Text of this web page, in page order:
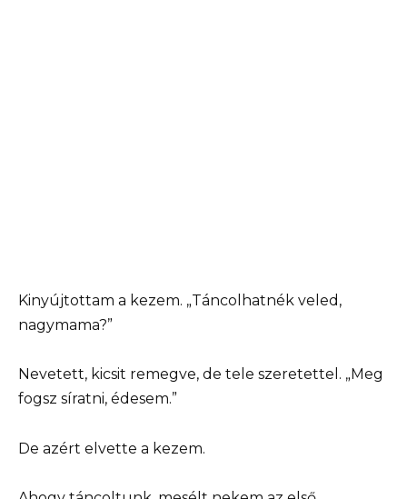
Kinyújtottam a kezem. „Táncolhatnék veled,
nagymama?”
Nevetett, kicsit remegve, de tele szeretettel. „Meg
fogsz síratni, édesem.”
De azért elvette a kezem.